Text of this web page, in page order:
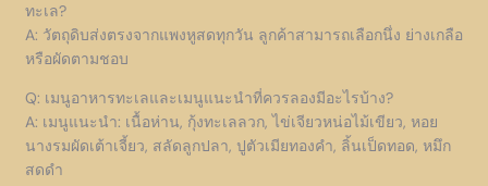
ทะเล?
A: วัตถุดิบส่งตรงจากแพงหูสดทุกวัน ลูกค้าสามารถเลือกนึ่ง ย่างเกลือ
หรือผัดตามชอบ
Q: เมนูอาหารทะเลและเมนูแนะนำที่ควรลองมีอะไรบ้าง?
A: เมนูแนะนำ: เนื้อห่าน, กุ้งทะเลลวก, ไข่เจียวหน่อไม้เขียว, หอย
นางรมผัดเต้าเจี้ยว, สลัดลูกปลา, ปูตัวเมียทองคำ, ลิ้นเป็ดทอด, หมึก
สดดำ